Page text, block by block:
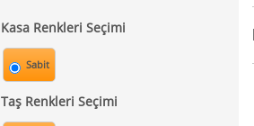
Kasa Renkleri Seçimi
Sabit
Taş Renkleri Seçimi